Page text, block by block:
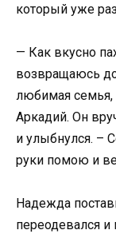
который уже
— Как вкусно
возвращаюсь
любимая семья,
Аркадий. Он
и улыбнулся. –
руки помою и
Надежда
переодевался и